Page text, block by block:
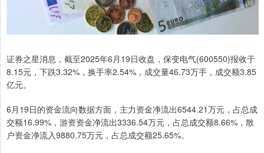
证券之星消息，截至2025年6月19日收盘，保变电气(600550)报收于
8.15元，下跌3.32%，换手率2.54%，成交量46.73万手，成交额3.85
亿元。
6月19日的资金流向数据方面，主力资金净流出6544.21万元，占总成
交额16.99%，游资资金净流出3336.54万元，占总成交额8.66%，散
户资金净流入9880.75万元，占总成交额25.65%。